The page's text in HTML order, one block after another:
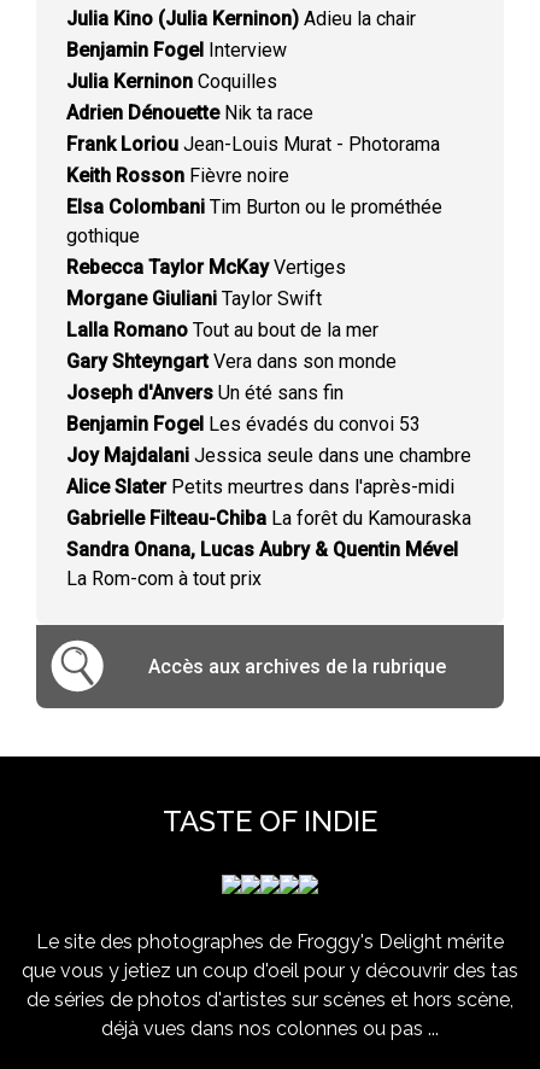
Julia Kino (Julia Kerninon) Adieu la chair
Benjamin Fogel Interview
Julia Kerninon Coquilles
Adrien DénouetteNik ta race
Frank Loriou Jean-Louis Murat - Photorama
Keith Rosson Fièvre noire
Elsa Colombani Tim Burton ou le prométhée
gothique
Rebecca Taylor McKayVertiges
Morgane Giuliani Taylor Swift
Lalla Romano Tout au bout de la mer
Gary ShteyngartVera dans son monde
Joseph d'Anvers Un été sans fin
Benjamin Fogel Les évadés du convoi 53
Joy Majdalani Jessica seule dans une chambre
Alice SlaterPetits meurtres dans l'après-midi
Gabrielle Filteau-Chiba La forêt du Kamouraska
Sandra Onana, Lucas Aubry & Quentin Mével
La Rom-com à tout prix
Accès aux archives de la rubrique
TASTE OF INDIE
Le site des photographes de Froggy's Delight mérite
que vous y jetiez un coup d'oeil pour y découvrir des tas
de séries de photos d'artistes sur scènes et hors scène,
déjà vues dans nos colonnes ou pas ...